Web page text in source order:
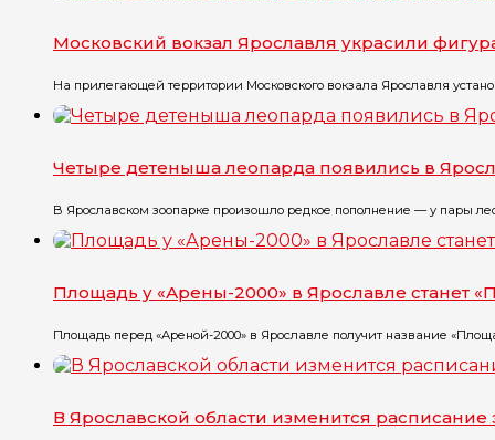
Московский вокзал Ярославля украсили
На прилегающей территории Московского вокзала Ярославля
Четыре детеныша леопарда появились в
В Ярославском зоопарке произошло редкое пополнение — у пары
Площадь у «Арены-2000» в Ярославле станет
Площадь перед «Ареной-2000» в Ярославле получит название
В Ярославской области изменится расписание